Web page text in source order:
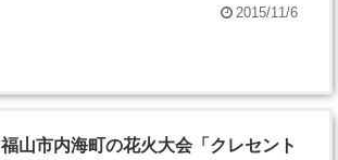
2015/11/6
福山市内海町の花火大会「クレセント